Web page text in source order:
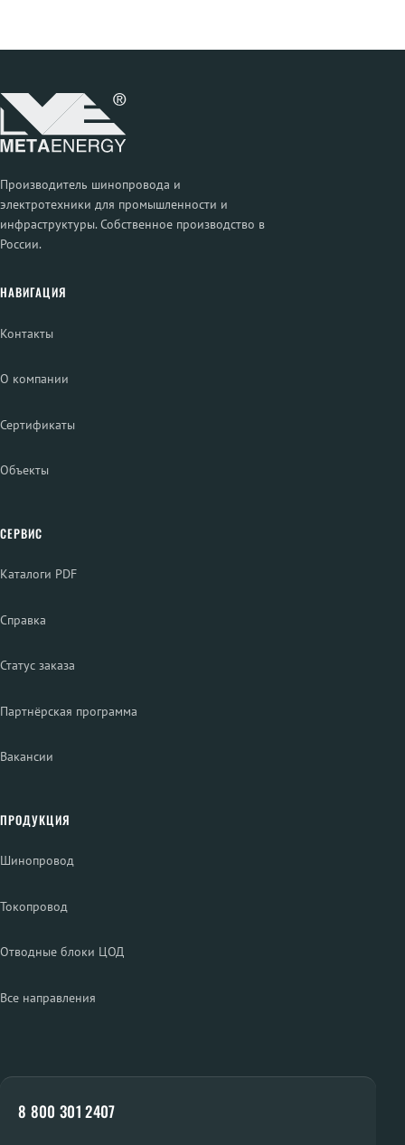
Производитель шинопровода и
электротехники для промышленности и
инфраструктуры. Собственное производство в
России.
НАВИГАЦИЯ
Контакты
О компании
Сертификаты
Объекты
СЕРВИС
Каталоги PDF
Справка
Статус заказа
Партнёрская программа
Вакансии
ПРОДУКЦИЯ
Шинопровод
Токопровод
Отводные блоки ЦОД
Все направления
8 800 301 2407